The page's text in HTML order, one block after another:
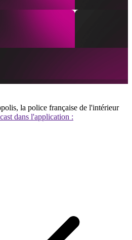
la police française de l'intérieur
dans l'application :